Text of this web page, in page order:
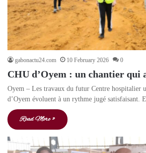
gabonactu24.com 10 February 2026 0
CHU d’Oyem : un chantier qui
Oyem – Les travaux du futur Centre hospitalier
d’Oyem évoluent à un rythme jugé satisfaisant.
Read More »